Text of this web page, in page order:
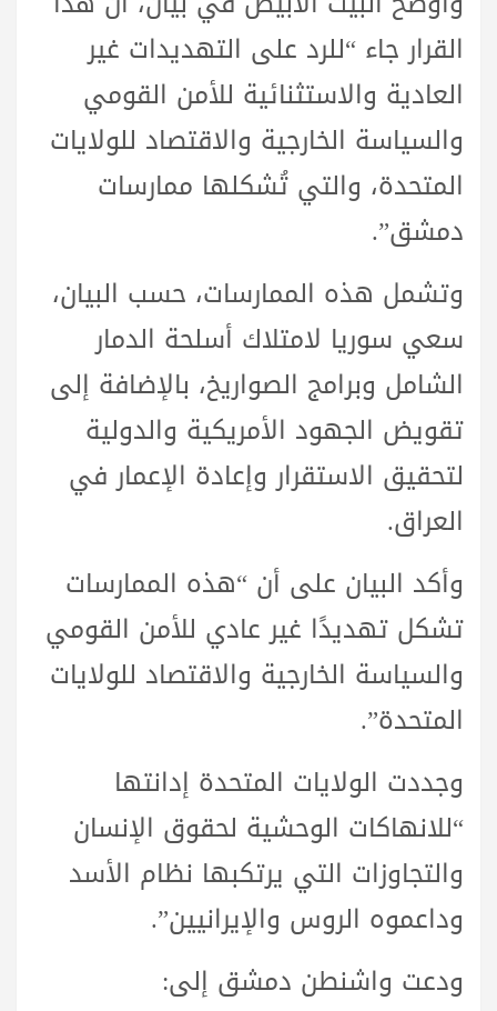
القرار جاء “للرد على التهديدات غير
العادية والاستثنائية للأمن القومي
والسياسة الخارجية والاقتصاد للولايات
المتحدة، والتي تُشكلها ممارسات
دمشق”.
وتشمل هذه الممارسات، حسب البيان،
سعي سوريا لامتلاك أسلحة الدمار
الشامل وبرامج الصواريخ، بالإضافة إلى
تقويض الجهود الأمريكية والدولية
لتحقيق الاستقرار وإعادة الإعمار في
العراق.
وأكد البيان على أن “هذه الممارسات
تشكل تهديدًا غير عادي للأمن القومي
والسياسة الخارجية والاقتصاد للولايات
المتحدة”.
وجددت الولايات المتحدة إدانتها
“للانهاكات الوحشية لحقوق الإنسان
والتجاوزات التي يرتكبها نظام الأسد
وداعموه الروس والإيرانيين”.
ودعت واشنطن دمشق إلى: